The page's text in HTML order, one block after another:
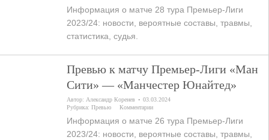
Информация о матче 28 тура Премьер-Лиги
2023/24: новости, вероятные составы, травмы,
статистика, судья.
Превью к матчу Премьер-Лиги «Ман
Сити» — «Манчестер Юнайтед»
Автор:Александр Коренев
03.03.2024
Рубрика:Превью Комментарии
Информация о матче 26 тура Премьер-Лиги
2023/24: новости, вероятные составы, травмы,